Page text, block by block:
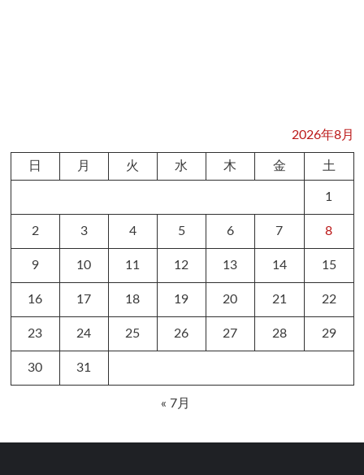
2026年8月
日 月 火 水 木 金 土
1
2 3 4 5 6 7 8
9 10 11 12 13 14 15
16 17 18 19 20 21 22
23 24 25 26 27 28 29
30 31
« 7月